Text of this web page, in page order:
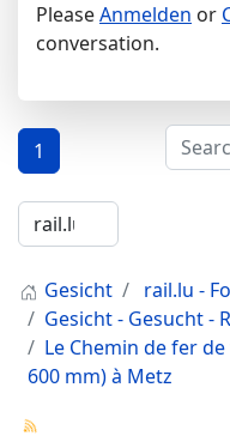
PleaseAnmelden or
conversation.
1
Gesicht
rail.lu -
Gesicht - Gesucht -
Le Chemin de fer
600 mm) à Metz